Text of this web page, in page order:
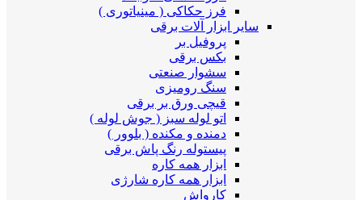
فرز حکاکی ( مینیاتوری )
سایر ابزار آلات برقی
پروفیل بر
بکس برقی
سشوار صنعتی
سنگ رومیزی
قیچی ورق بر برقی
اتو لوله سبز ( جوش لوله )
دمنده و مکنده ( بلوور )
پیستوله رنگ پاش برقی
ابزار همه کاره
ابزار همه کاره شارژی
کارواش